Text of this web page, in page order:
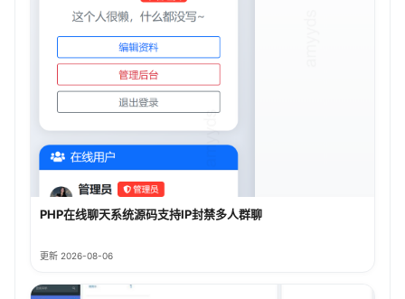
PHP在线聊天系统源码支持IP封禁多人群聊
更新 2026-08-06